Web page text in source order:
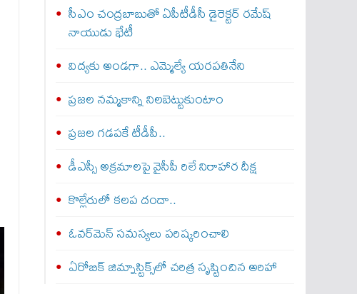
సీఎం చంద్రబాబుతో ఏపీటీడీసీ డైరెక్టర్‌ రమేష్‌
నాయుడు భేటీ
విద్యకు అండగా.. ఎమ్మెల్యే యరపతినేని
ప్రజల నమ్మకాన్ని నిలబెట్టుకుంటాం
ప్రజల గడపకే టీడీపీ..
డీఎస్సీ అక్రమాలపై వైసీపీ రిలే నిరాహార దీక్ష
కొల్లేరులో కలప దందా..
ఓవర్‌మెన్‌ సమస్యలు పరిష్కరించాలి
ఏరోబిక్‌ జిమ్నాస్టిక్స్‌లో చరిత్ర సృష్టించిన అరిహా